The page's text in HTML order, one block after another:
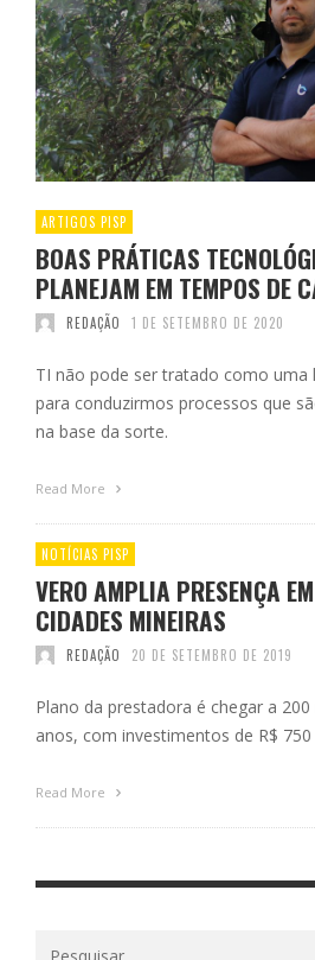
ARTIGOS PISP
BOAS PRÁTICAS
PLANEJAM EM TEMPOS DE
REDAÇÃO 1 DE SETEMBRO DE 2020
TI não pode ser tratado como uma
para conduzirmos processos que
na base da sorte.
Read More
NOTÍCIAS PISP
VERO AMPLIA PRESENÇA
CIDADES MINEIRAS
REDAÇÃO 20 DE SETEMBRO DE 2019
Plano da prestadora é chegar a
anos, com investimentos de R$
Read More